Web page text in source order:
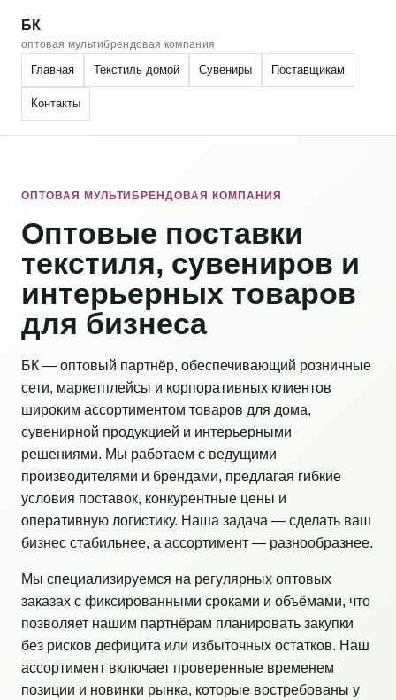
БК
оптовая мультибрендовая компания
Главная Текстиль домой Сувениры Поставщикам
Контакты
ОПТОВАЯ МУЛЬТИБРЕНДОВАЯ КОМПАНИЯ
Оптовые поставки
текстиля, сувениров и
интерьерных товаров
для бизнеса
БК — оптовый партнёр, обеспечивающий розничные
сети, маркетплейсы и корпоративных клиентов
широким ассортиментом товаров для дома,
сувенирной продукцией и интерьерными
решениями. Мы работаем с ведущими
производителями и брендами, предлагая гибкие
условия поставок, конкурентные цены и
оперативную логистику. Наша задача — сделать ваш
бизнес стабильнее, а ассортимент — разнообразнее.
Мы специализируемся на регулярных оптовых
заказах с фиксированными сроками и объёмами, что
позволяет нашим партнёрам планировать закупки
без рисков дефицита или избыточных остатков. Наш
ассортимент включает проверенные временем
позиции и новинки рынка, которые востребованы у